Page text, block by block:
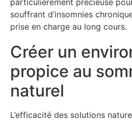
particulièrement précieuse
souffrant d’insomnies
prise en charge au long cours.
Créer un
propice au
naturel
L’efficacité des solutions